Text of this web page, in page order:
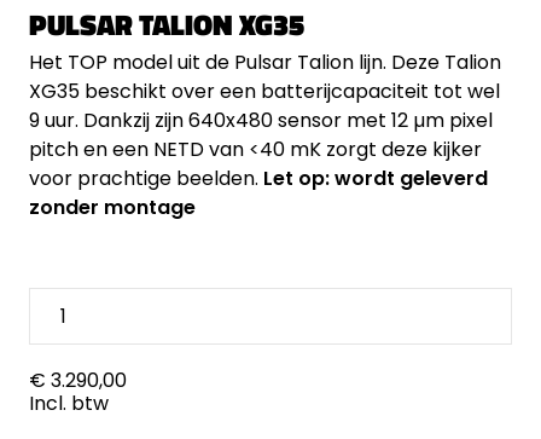
PULSAR TALION XG35
Het TOP model uit de Pulsar Talion lijn. Deze Talion
XG35 beschikt over een batterijcapaciteit tot wel
9 uur. Dankzij zijn 640x480 sensor met 12 µm pixel
pitch en een NETD van <40 mK zorgt deze kijker
voor prachtige beelden. Let op: wordt geleverd
zonder montage
€ 3.290,00
Incl. btw